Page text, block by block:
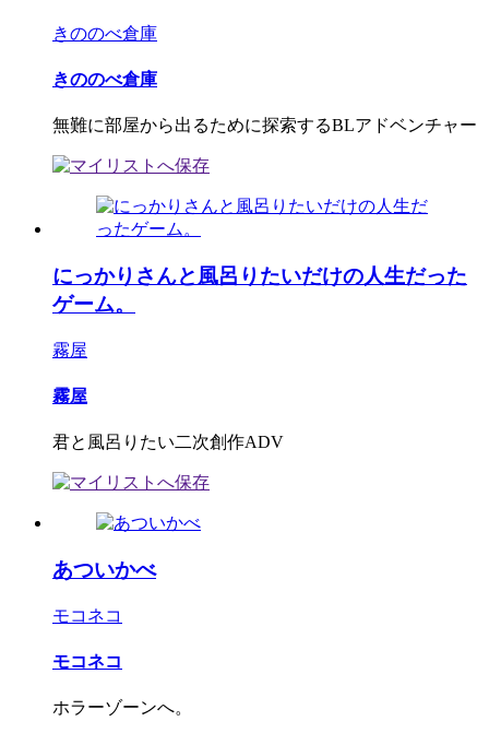
きののべ倉庫
きののべ倉庫
無難に部屋から出るために探索するBLアドベンチャー
にっかりさんと風呂りたいだけの人生だった
ゲーム。
霧屋
霧屋
君と風呂りたい二次創作ADV
あついかべ
モコネコ
モコネコ
ホラーゾーンへ。